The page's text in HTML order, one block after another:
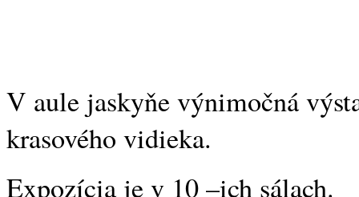
V aule jaskyňe výnimočná
krasového vidieka.
Expozícia je v 10 –ich sálach.